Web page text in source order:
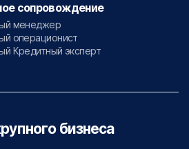
сопровождение
менеджер
операционист
Кредитный эксперт
бизнеса